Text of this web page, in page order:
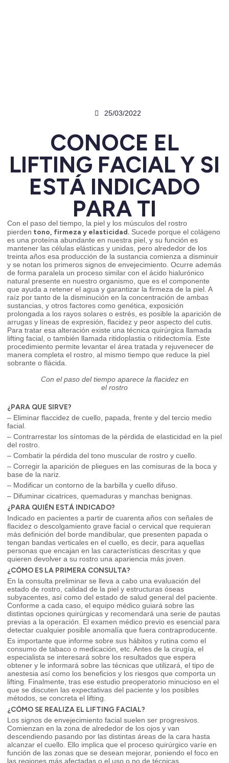
25/03/2022
CONOCE EL
LIFTING FACIAL Y SI
ESTÁ INDICADO
PARA TI
Con el paso del tiempo, la piel y los músculos del rostro
pierden tono, firmeza y elasticidad.Sucede porque el colágeno
es una proteína abundante en nuestra piel, y su función es
mantener las células elásticas y unidas, pero alrededor de los
treinta años esa producción de la sustancia comienza a disminuir
y se notan los primeros signos de envejecimiento. Ocurre además
de forma paralela un proceso similar con el ácido hialurónico
natural presente en nuestro organismo, que es el componente
que ayuda a retener el agua y garantizar la firmeza de la piel. A
raíz por tanto de la disminución en la concentración de ambas
sustancias, y otros factores como genética, exposición
prolongada a los rayos solares o estrés, es posible la aparición de
arrugas y líneas de expresión, flacidez y peor aspecto del cutis.
Para tratar esa alteración existe una técnica quirúrgica llamada
lifting facial, o también llamada ritidoplastia o ritidectomía. Este
procedimiento permite levantar el área tratada y rejuvenecer de
manera completa el rostro, al mismo tiempo que reduce la piel
sobrante o flácida.
Con el paso del tiempo aparece la flacidez en
el rostro
¿PARA QUE SIRVE?
– Eliminar flaccidez de cuello, papada, frente y del tercio medio
facial.
– Contrarrestar los síntomas de la pérdida de elasticidad en la piel
del rostro.
– Combatir la pérdida del tono muscular de rostro y cuello.
– Corregir la aparición de pliegues en las comisuras de la boca y
base de la nariz.
– Modificar un contorno de la barbilla y cuello difuso.
– Difuminar cicatrices, quemaduras y manchas benignas.
¿PARA QUIÉN ESTÁ INDICADO?
Indicado en pacientes a partir de cuarenta años con señales de
flacidez o descolgamiento grave facial o cervical que requieran
más definición del borde mandibular, que presenten papada o
tengan bandas verticales en el cuello, es decir, para aquellas
personas que encajan en las características descritas y que
quieren devolver a su rostro una apariencia más joven.
¿CÓMO ES LA PRIMERA CONSULTA?
En la consulta preliminar se lleva a cabo una evaluación del
estado de rostro, calidad de la piel y estructuras óseas
subyacentes, así como del estado de salud general del paciente.
Conforme a cada caso, el equipo médico guiará sobre las
distintas opciones quirúrgicas y recomendará una serie de pautas
previas a la operación. El examen médico previo es esencial para
detectar cualquier posible anomalía que fuera contraproducente.
Es importante que informe sobre sus hábitos y rutina como el
consumo de tabaco o medicación, etc. Antes de la cirugía, el
especialista se interesará sobre los resultados que espera
obtener y le informará sobre las técnicas que utilizará, el tipo de
anestesia así como los beneficios y los riesgos que comporta un
lifting. Finalmente, tras ese estudio preoperatorio minucioso en el
que se discuten las expectativas del paciente y los posibles
métodos, se concreta el lifting.
¿CÓMO SE REALIZA EL LIFTING FACIAL?
Los signos de envejecimiento facial suelen ser progresivos.
Comienzan en la zona de alrededor de los ojos y van
descendiendo pasando por las distintas áreas de la cara hasta
alcanzar el cuello. Ello implica que el proceso quirúrgico varíe en
función de las zonas que se desean mejorar, poniendo el foco en
las regiones más afectadas o el uso o no de técnicas